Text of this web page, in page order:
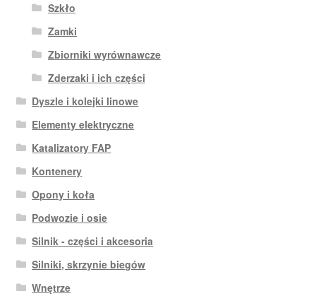
Szkło
Zamki
Zbiorniki wyrównawcze
Zderzaki i ich części
Dyszle i kolejki linowe
Elementy elektryczne
Katalizatory FAP
Kontenery
Opony i koła
Podwozie i osie
Silnik - części i akcesoria
Silniki, skrzynie biegów
Wnętrze